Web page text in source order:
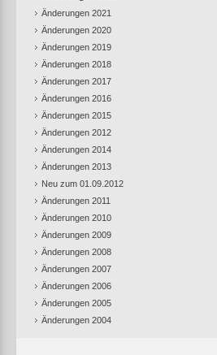
Änderungen 2021
Änderungen 2020
Änderungen 2019
Änderungen 2018
Änderungen 2017
Änderungen 2016
Änderungen 2015
Änderungen 2012
Änderungen 2014
Änderungen 2013
Neu zum 01.09.2012
Änderungen 2011
Änderungen 2010
Änderungen 2009
Änderungen 2008
Änderungen 2007
Änderungen 2006
Änderungen 2005
Änderungen 2004